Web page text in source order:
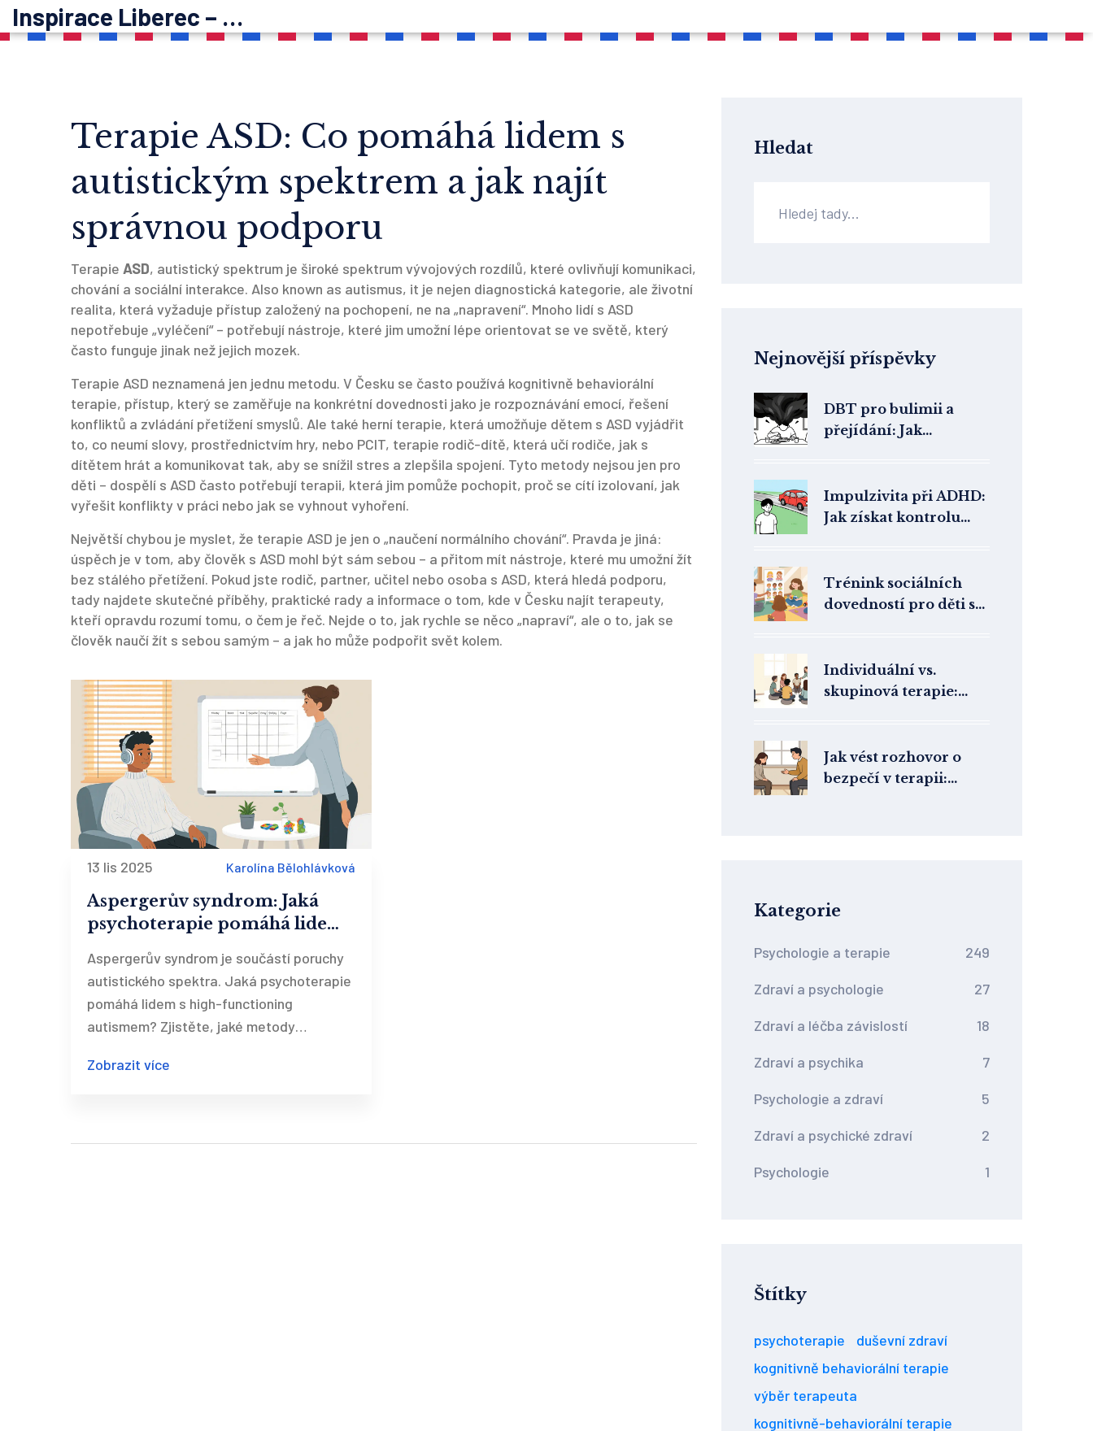
Inspirace Liberec – psychoterapie
Terapie ASD: Co pomáhá lidem s
autistickým spektrem a jak najít
správnou podporu
Terapie ASD, autistický spektrum je široké spektrum vývojových rozdílů, které ovlivňují komunikaci,
chování a sociální interakce. Also known as autismus, it je nejen diagnostická kategorie, ale životní
realita, která vyžaduje přístup založený na pochopení, ne na „napravení“. Mnoho lidí s ASD
nepotřebuje „vyléčení“ – potřebují nástroje, které jim umožní lépe orientovat se ve světě, který
často funguje jinak než jejich mozek.
Terapie ASD neznamená jen jednu metodu. V Česku se často používá kognitivně behaviorální
terapie, přístup, který se zaměřuje na konkrétní dovednosti jako je rozpoznávání emocí, řešení
konfliktů a zvládání přetížení smyslů. Ale také herní terapie, která umožňuje dětem s ASD vyjádřit
to, co neumí slovy, prostřednictvím hry, nebo PCIT, terapie rodič-dítě, která učí rodiče, jak s
dítětem hrát a komunikovat tak, aby se snížil stres a zlepšila spojení. Tyto metody nejsou jen pro
děti – dospělí s ASD často potřebují terapii, která jim pomůže pochopit, proč se cítí izolovaní, jak
vyřešit konflikty v práci nebo jak se vyhnout vyhoření.
Největší chybou je myslet, že terapie ASD je jen o „naučení normálního chování“. Pravda je jiná:
úspěch je v tom, aby člověk s ASD mohl být sám sebou – a přitom mít nástroje, které mu umožní žít
bez stálého přetížení. Pokud jste rodič, partner, učitel nebo osoba s ASD, která hledá podporu,
tady najdete skutečné příběhy, praktické rady a informace o tom, kde v Česku najít terapeuty,
kteří opravdu rozumí tomu, o čem je řeč. Nejde o to, jak rychle se něco „napraví“, ale o to, jak se
člověk naučí žít s sebou samým – a jak ho může podpořit svět kolem.
13 lis 2025 Karolína Bělohlávková
Aspergerův syndrom: Jaká
psychoterapie pomáhá lidem
s high-functioning autismem?
Aspergerův syndrom je součástí poruchy
autistického spektra. Jaká psychoterapie
pomáhá lidem s high-functioning
autismem? Zjistěte, jaké metody
co dělat, když systém selhává.
Zobrazit více
Hledat
Nejnovější příspěvky
DBT pro bulimii a
přejídání: Jak
Impulzivita při ADHD:
Jak získat kontrolu
Trénink sociálních
dovedností pro děti s
co skutečně pomáhá
Individuální vs.
skupinová terapie:
Jak vést rozhovor o
bezpečí v terapii:
Kategorie
Psychologie a terapie 249
Zdraví a psychologie 27
Zdraví a léčba závislostí 18
Zdraví a psychika 7
Psychologie a zdraví 5
Zdraví a psychické zdraví 2
Psychologie 1
Štítky
psychoterapie
duševní zdraví
kognitivně behaviorální terapie
výběr terapeuta
kognitivně-behaviorální terapie